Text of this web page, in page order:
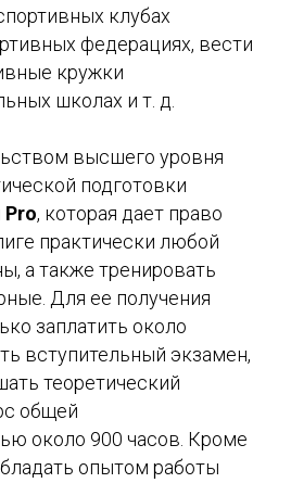
клубах
федерациях, вести
кружки
школах и т. д.
высшего уровня
подготовки
Pro, которая дает право
практически любой
а также тренировать
Для ее получения
заплатить около
вступительный экзамен,
теоретический
общей
около 900 часов. Кроме
опытом работы